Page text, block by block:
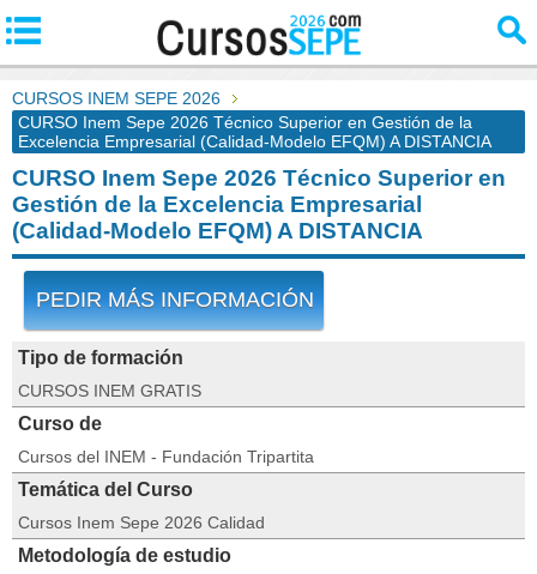
CURSOS INEM SEPE 2026
CURSO Inem Sepe 2026 Técnico Superior en Gestión de la
Excelencia Empresarial (Calidad-Modelo EFQM) A DISTANCIA
CURSO Inem Sepe 2026 Técnico Superior en
Gestión de la Excelencia Empresarial
(Calidad-Modelo EFQM) A DISTANCIA
PEDIR MÁS INFORMACIÓN
Tipo de formación
CURSOS INEM GRATIS
Curso de
Cursos del INEM - Fundación Tripartita
Temática del Curso
Cursos Inem Sepe 2026 Calidad
Metodología de estudio